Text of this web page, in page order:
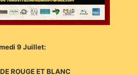
9 Juillet:
ROUGE ET BLANC